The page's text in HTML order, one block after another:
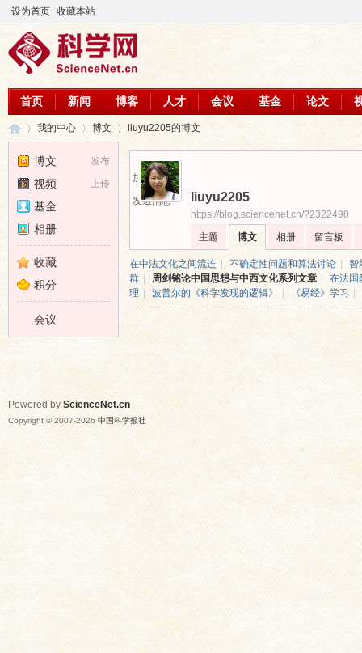
设为首页 收藏本站
首页 新闻 博客 人才 会议 基金 论文
›
我的中心 博文 liuyu2205的博文
加为好友
发送消息
liuyu2205
https://blog.sciencenet.cn/?2322490
主题
博文 相册 留言板
在中法文化之间流连 不确定性问题和算法讨论
智
群
周剑铭论中国思想与中西文化系列文章
在法国
理
波普尔的《科学发现的逻辑》 《易经》学习
发布
博文
上传
视频
基金
相册
收藏
积分
会议
Powered by ScienceNet.cn
Copyright © 2007-2026 中国科学报社